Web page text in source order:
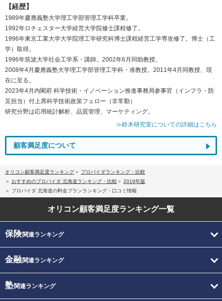
【経歴】
1989年慶應義塾大学理工学部管理工学科卒業。
1992年ロチェスター大学経営大学院修士課程修了。
1996年東京工業大学大学院理工学研究科博士課程経営工学専攻修了。博士（工
学）取得。
1996年筑波大学社会工学系・講師。2002年6月同助教授。
2008年4月慶應義塾大学理工学部管理工学科・准教授。2011年4月同教授、現
在に至る。
2023年4月内閣府 科学技術・イノベーション推進事務局参事官（インフラ・防
災担当）付上席科学技術政策フェロー（非常勤）
研究分野は応用統計解析、品質管理、マーケティング。
≫鈴木研究室についての詳細はこちら
顧客満足度について
オリコン顧客満足度ランキング
プロバイダランキング・比較
おすすめのプロバイダ 北海道ランキング・比較
2019年版
プロバイダ 北海道の料金プランランキング・口コミ情報
オリコン顧客満足度ランキング一覧
保険関連ランキング
金融関連ランキング
塾関連ランキング